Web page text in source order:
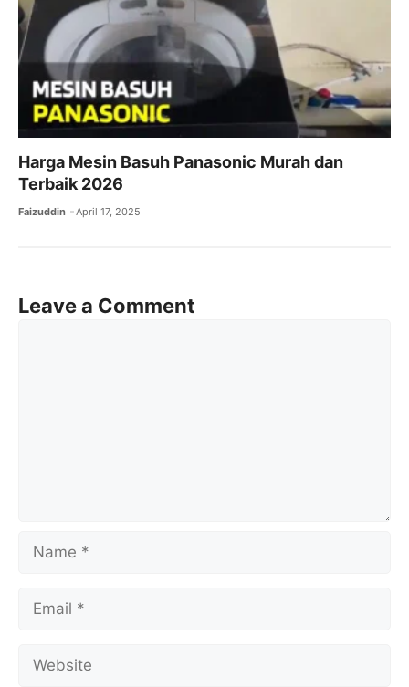
Harga Mesin Basuh Panasonic Murah dan
Terbaik 2026​
Faizuddin April 17, 2025
Leave a Comment
Name
Email
Website